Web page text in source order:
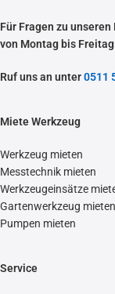
Für Fragen zu
von Montag bis
Ruf uns an unter0511
Miete Werkzeug
Werkzeug mieten
Messtechnik mieten
Werkzeugeinsätze
Gartenwerkzeug mieten
Pumpen mieten
Service